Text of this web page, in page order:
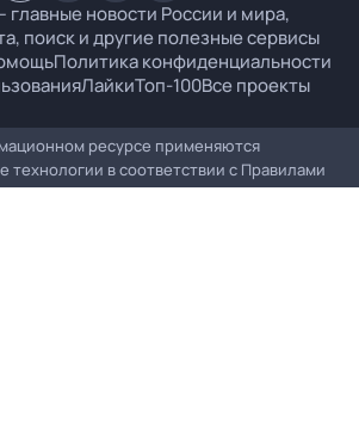
новости России и мира,
поиск и другие полезные сервисы
Политика конфиденциальности
ЛайкиТоп-100Все проекты
ресурсе применяются
технологии в соответствии с Правилами